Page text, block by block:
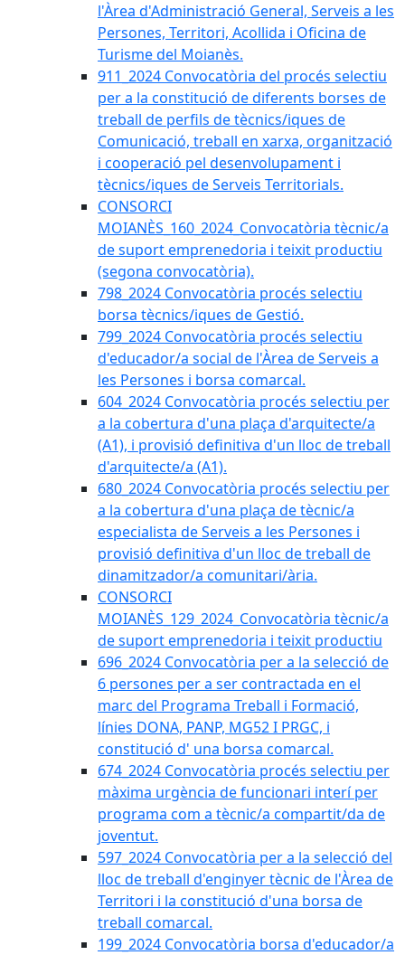
l'Àrea d'Administració General, Serveis a les
Persones, Territori, Acollida i Oficina de
Turisme del Moianès.
911_2024 Convocatòria del procés selectiu
per a la constitució de diferents borses de
treball de perfils de tècnics/iques de
Comunicació, treball en xarxa, organització
i cooperació pel desenvolupament i
tècnics/iques de Serveis Territorials.
CONSORCI
MOIANÈS_160_2024_Convocatòria tècnic/a
de suport emprenedoria i teixit productiu
(segona convocatòria).
798_2024 Convocatòria procés selectiu
borsa tècnics/iques de Gestió.
799_2024 Convocatòria procés selectiu
d'educador/a social de l'Àrea de Serveis a
les Persones i borsa comarcal.
604_2024 Convocatòria procés selectiu per
a la cobertura d'una plaça d'arquitecte/a
(A1), i provisió definitiva d'un lloc de treball
d'arquitecte/a (A1).
680_2024 Convocatòria procés selectiu per
a la cobertura d'una plaça de tècnic/a
especialista de Serveis a les Persones i
provisió definitiva d'un lloc de treball de
dinamitzador/a comunitari/ària.
CONSORCI
MOIANÈS_129_2024_Convocatòria tècnic/a
de suport emprenedoria i teixit productiu
696_2024 Convocatòria per a la selecció de
6 persones per a ser contractada en el
marc del Programa Treball i Formació,
línies DONA, PANP, MG52 I PRGC, i
constitució d' una borsa comarcal.
674_2024 Convocatòria procés selectiu per
màxima urgència de funcionari interí per
programa com a tècnic/a compartit/da de
joventut.
597_2024 Convocatòria per a la selecció del
lloc de treball d'enginyer tècnic de l'Àrea de
Territori i la constitució d'una borsa de
treball comarcal.
199_2024 Convocatòria borsa d'educador/a